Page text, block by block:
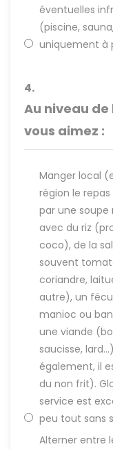
éventuelles
(piscine,
uniquement à
4.
Au niveau
vous aimez :
Manger local
région le
par une
avec du riz
coco), de la
souvent
coriandre,
autre), un
manioc ou
une viande
saucisse,
également, il
du non frit).
service est
peu tout sans
Alterner entre